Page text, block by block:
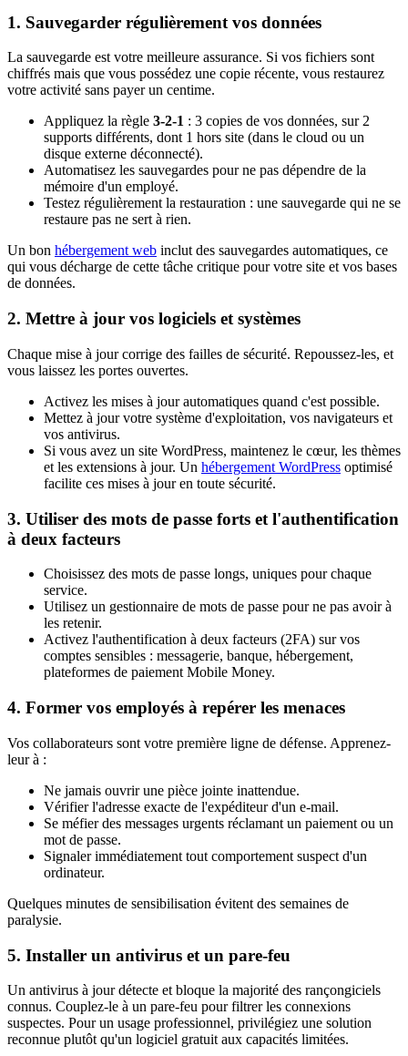
1. Sauvegarder régulièrement vos données
La sauvegarde est votre meilleure assurance. Si vos fichiers sont
chiffrés mais que vous possédez une copie récente, vous restaurez
votre activité sans payer un centime.
Appliquez la règle 3-2-1 : 3 copies de vos données, sur 2
supports différents, dont 1 hors site (dans le cloud ou un
disque externe déconnecté).
Automatisez les sauvegardes pour ne pas dépendre de la
mémoire d'un employé.
Testez régulièrement la restauration : une sauvegarde qui ne se
restaure pas ne sert à rien.
Un bon hébergement web inclut des sauvegardes automatiques, ce
qui vous décharge de cette tâche critique pour votre site et vos bases
de données.
2. Mettre à jour vos logiciels et systèmes
Chaque mise à jour corrige des failles de sécurité. Repoussez-les, et
vous laissez les portes ouvertes.
Activez les mises à jour automatiques quand c'est possible.
Mettez à jour votre système d'exploitation, vos navigateurs et
vos antivirus.
Si vous avez un site WordPress, maintenez le cœur, les thèmes
et les extensions à jour. Un hébergement WordPress optimisé
facilite ces mises à jour en toute sécurité.
3. Utiliser des mots de passe forts et l'authentification
à deux facteurs
Choisissez des mots de passe longs, uniques pour chaque
service.
Utilisez un gestionnaire de mots de passe pour ne pas avoir à
les retenir.
Activez l'authentification à deux facteurs (2FA) sur vos
comptes sensibles : messagerie, banque, hébergement,
plateformes de paiement Mobile Money.
4. Former vos employés à repérer les menaces
Vos collaborateurs sont votre première ligne de défense. Apprenez-
leur à :
Ne jamais ouvrir une pièce jointe inattendue.
Vérifier l'adresse exacte de l'expéditeur d'un e-mail.
Se méfier des messages urgents réclamant un paiement ou un
mot de passe.
Signaler immédiatement tout comportement suspect d'un
ordinateur.
Quelques minutes de sensibilisation évitent des semaines de
paralysie.
5. Installer un antivirus et un pare-feu
Un antivirus à jour détecte et bloque la majorité des rançongiciels
connus. Couplez-le à un pare-feu pour filtrer les connexions
suspectes. Pour un usage professionnel, privilégiez une solution
reconnue plutôt qu'un logiciel gratuit aux capacités limitées.